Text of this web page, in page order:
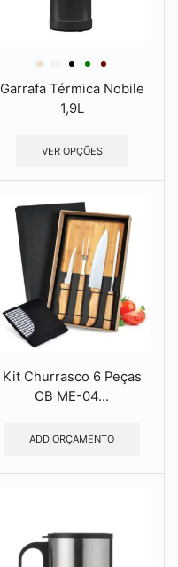
Garrafa Térmica Nobile
1,9L
VER OPÇÕES
Kit Churrasco 6 Peças
CB ME-04...
ADD ORÇAMENTO